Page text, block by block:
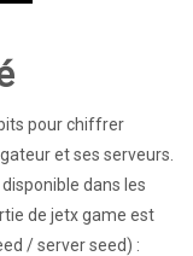
pour chiffrer
et ses serveurs.
dans les
de jetx game est
/ server seed) :